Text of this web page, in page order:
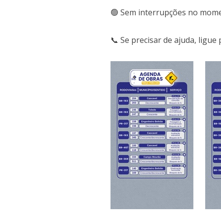
🟢 Sem interrupções no
📞 Se precisar de ajuda, ligue